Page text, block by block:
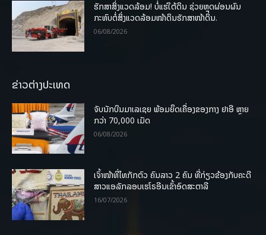
ຮັກສາສິ່ງແວດລ້ອມ! ບໍ່ແຮ່ໃຕ້ດິນ ຊ່ວຍຫຼຸດຜ່ອນຜົນ
ກະທົບຕໍ່ສິ່ງແວດລ້ອມໜ້າດິນຮັກສາໜ້າດິນ.
06/08/2026
ຂ່າວຕ່າງປະເທດ
ຈັບນັກບິນມາເລເຊຍ ພ້ອມຍຶດເຄື່ອງຂອງກາງ ຢາອີ ຫຼາຍ
ກວ່າ 70,000 ເມັດ
06/08/2026
ເຈົ້າໜ້າທີ່ໄທກັກຕົວ ຄົນລາວ 2 ຄົນ ທີ່ກ່ຽວຂ້ອງກັບຄະດີ
ສາວແອລັກລອບເຮໂຣອີນເຂົ້າອົດສະຕາລີ
16/07/2026